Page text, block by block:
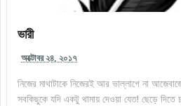
ভারী
অক্টোবর ২৪, ২০১৭
নিজের মাথাটাকে নিজেরই আর ভাল্লাগে না
সবকিছুকে যদি একটু থামায় দেওয়া যেত! ছেড়ে দিতে